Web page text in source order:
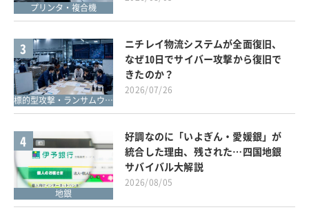
プリンタ・複合機
3
標的型攻撃・ランサムウェア対策
ニチレイ物流システムが全面復旧、
なぜ10日でサイバー攻撃から復旧で
きたのか？
2026/07/26
4
地銀
好調なのに「いよぎん・愛媛銀」が
統合した理由、残された…四国地銀
サバイバル大解説
2026/08/05